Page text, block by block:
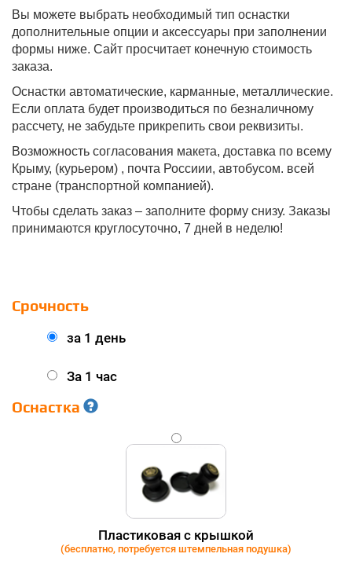
Вы можете выбрать необходимый тип оснастки
дополнительные опции и аксессуары при заполнении
формы ниже. Сайт просчитает конечную стоимость
заказа.
Оснастки автоматические, карманные, металлические.
Если оплата будет производиться по безналичному
рассчету, не забудьте прикрепить свои реквизиты.
Возможность согласования макета, доставка по всему
Крыму, (курьером) , почта Россиии, автобусом. всей
стране (транспортной компанией).
Чтобы сделать заказ – заполните форму снизу. Заказы
принимаются круглосуточно, 7 дней в неделю!
Срочность
за 1 день
За 1 час
Оснастка
Пластиковая с крышкой
(бесплатно, потребуется штемпельная подушка)